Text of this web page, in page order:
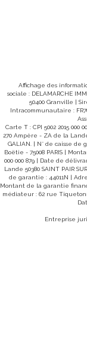
autonome.
www.georisques.gouv.fr » Pour
DELAMARCHE
33 46 96 79.
Affichage des
sociale : DELAMARCHE
50400 Granville |
Intracommunautaire :
Carte T : CPI 5002 2015
270 Ampère - ZA de la
GALIAN. | N° de caisse de
Boëtie - 75008 PARIS |
000 000 879 | Date de
Lande 50380 SAINT PAIR
de garantie : 44011N |
Montant de la garantie
médiateur : 62 rue
Entreprise